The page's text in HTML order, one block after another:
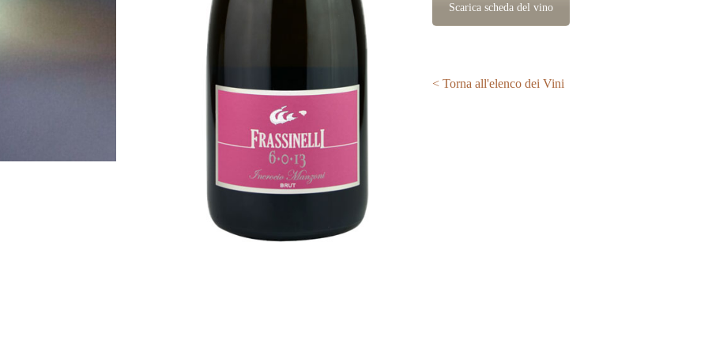
Scarica scheda del vino
< Torna all'elenco dei Vini